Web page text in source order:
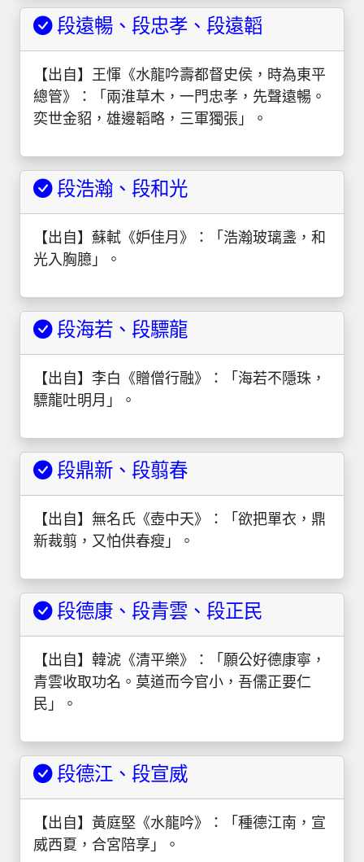
段遠暢、段忠孝、段遠韜
【出自】王惲《水龍吟壽都督史侯，時為東平
總管》：「兩淮草木，一門忠孝，先聲遠暢。
奕世金貂，雄邊韜略，三軍獨張」。
段浩瀚、段和光
【出自】蘇軾《妒佳月》：「浩瀚玻璃盞，和
光入胸臆」。
段海若、段驃龍
【出自】李白《贈僧行融》：「海若不隱珠，
驃龍吐明月」。
段鼎新、段翦春
【出自】無名氏《壺中天》：「欲把單衣，鼎
新裁翦，又怕供春瘦」。
段德康、段青雲、段正民
【出自】韓淲《清平樂》：「願公好德康寧，
青雲收取功名。莫道而今官小，吾儒正要仁
民」。
段德江、段宣威
【出自】黃庭堅《水龍吟》：「種德江南，宣
威西夏，合宮陪享」。